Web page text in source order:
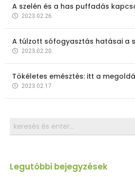
A szelén és a has puffadás
2023.02.26.
A túlzott sófogyasztás hatásai a
2023.02.20.
Tökéletes emésztés: itt a
2023.02.17.
Legutóbbi bejegyzések